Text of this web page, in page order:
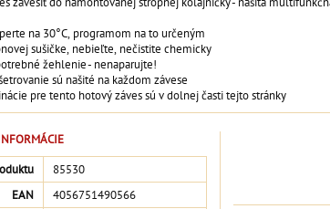
na 30°C, programom na to určeným
sušičke, nebieľte, nečistite chemicky
žehlenie - nenaparujte!
sú našité na každom závese
pre tento hotový záves sú v dolnej časti tejto stránky
85530
EAN
4056751490566